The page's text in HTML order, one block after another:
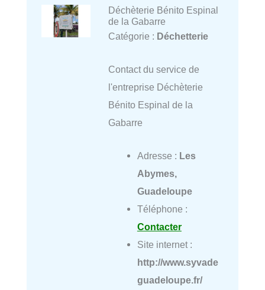
Déchèterie Bénito Espinal
de la Gabarre
Catégorie : Déchetterie
Contact du service de
l'entreprise Déchèterie
Bénito Espinal de la
Gabarre
Adresse : Les
Abymes,
Guadeloupe
Téléphone :
Contacter
Site internet :
http://www.syvade
guadeloupe.fr/